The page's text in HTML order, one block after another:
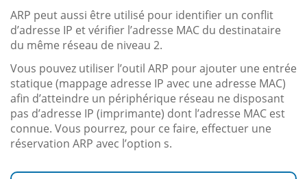
ARP peut aussi être utilisé pour identifier un conflit
d’adresse IP et vérifier l’adresse MAC du destinataire
du même réseau de niveau 2.
Vous pouvez utiliser l’outil ARP pour ajouter une entrée
statique (mappage adresse IP avec une adresse MAC)
afin d’atteindre un périphérique réseau ne disposant
pas d’adresse IP (imprimante) dont l’adresse MAC est
connue. Vous pourrez, pour ce faire, effectuer une
réservation ARP avec l’option s.